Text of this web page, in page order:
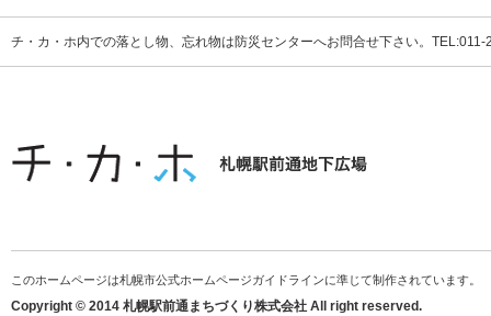
チ・カ・ホ内での落とし物、忘れ物は防災センターへお問合せ下さい。
このホームページは札幌市公式ホームページガイドラインに準じて制作されています。
Copyright © 2014 札幌駅前通まちづくり株式会社 All right reserved.